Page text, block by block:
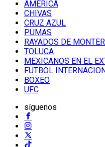
AMERICA
CHIVAS
CRUZ AZUL
PUMAS
RAYADOS DE
TOLUCA
MEXICANOS EN EL
FUTBOL
BOXEO
UFC
síguenos